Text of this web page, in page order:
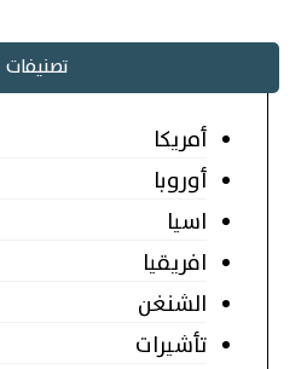
تصنيفات
أمريكا
أوروبا
اسيا
افريقيا
الشنغن
تأشيرات